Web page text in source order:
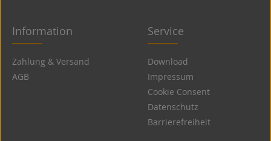
Information
Zahlung & Versand
AGB
Service
Download
Impressum
Cookie Consent
Datenschutz
Barrierefreiheit